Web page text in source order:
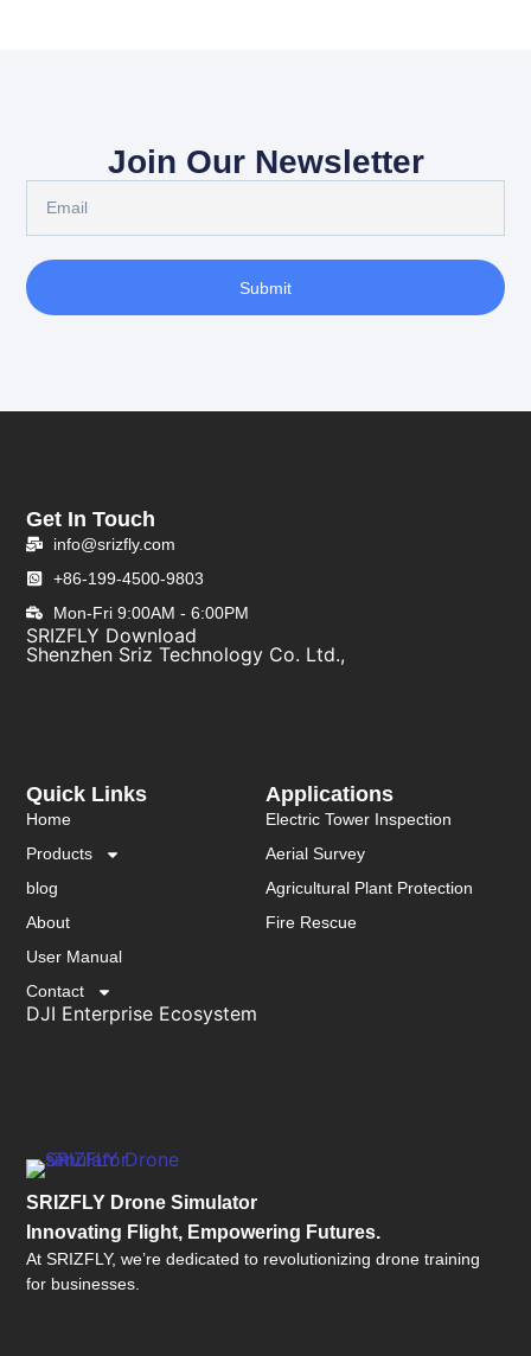
Join Our Newsletter
Submit
SRIZFLY Drone Simulator
Innovating Flight, Empowering Futures.
At SRIZFLY, we’re dedicated to revolutionizing drone training
for businesses.
Applications
Electric Tower Inspection
Aerial Survey
Agricultural Plant Protection
Fire Rescue
Quick Links
Home
Products
blog
About
User Manual
Contact
DJI Enterprise Ecosystem
Get In Touch
info@srizfly.com
+86-199-4500-9803
Mon-Fri 9:00AM - 6:00PM
SRIZFLY Download
Shenzhen Sriz Technology Co. Ltd.,